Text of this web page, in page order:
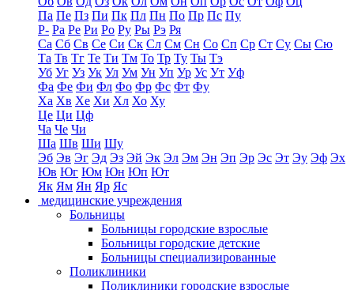
Па Пе Пз Пи Пк Пл Пн По Пр Пс Пу
Р- Ра Ре Ри Ро Ру Ры Рэ Ря
Са Сб Св Се Си Ск Сл См Сн Со Сп Ср Ст Су Сы Сю
Та Тв Тг Те Ти Тм То Тр Ту Ты Тэ
Уб Уг Уз Ук Ул Ум Ун Уп Ур Ус Ут Уф
Фа Фе Фи Фл Фо Фр Фс Фт Фу
Ха Хв Хе Хи Хл Хо Ху
Це Ци Цф
Ча Че Чи
Ша Шв Ши Шу
Эб Эв Эг Эд Эз Эй Эк Эл Эм Эн Эп Эр Эс Эт Эу Эф Эх
Юв Юг Юм Юн Юп Ют
Як Ям Ян Яр Яс
медицинские учреждения
Больницы
Больницы городские взрослые
Больницы городские детские
Больницы специализированные
Поликлиники
Поликлиники городские взрослые